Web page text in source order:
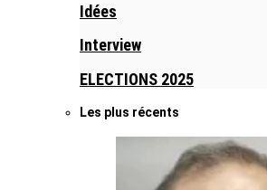
Idées
Interview
ELECTIONS 2025
Les plus récents